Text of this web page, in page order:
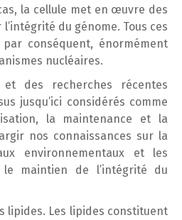
la cellule met en œuvre des
du génome. Tous ces
conséquent, énormément
nucléaires.
des recherches récentes
jusqu’ici considérés comme
la maintenance et la
nos connaissances sur la
environnementaux et les
maintien de l’intégrité du
lipides. Les lipides constituent